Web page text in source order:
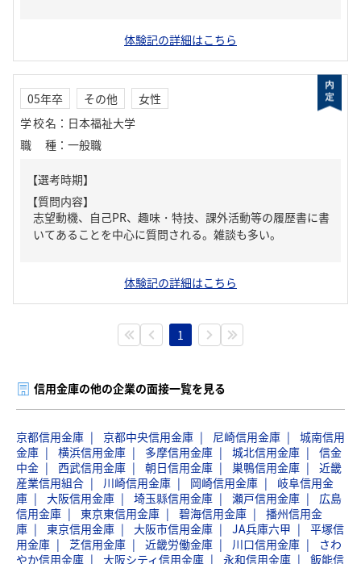
体験記の詳細はこちら
05年卒 その他
女性
学校名 ： 日本福祉大学
職種 ： 一般職
【質問内容】
志望動機、自己PR、趣味・特技、課外活動等の履歴書に書
いてあることを中心に質問される。雑談も多い。
体験記の詳細はこちら
1
信用金庫の他の企業の面接一覧を見る
京都信用金庫 京都中央信用金庫 尼崎信用金庫
城南信用
金庫
横浜信用金庫 多摩信用金庫 城北信用金庫
信金
中金
西武信用金庫 朝日信用金庫 巣鴨信用金庫
近畿
産業信用組合
川崎信用金庫 岡崎信用金庫
岐阜信用金
庫
大阪信用金庫 埼玉縣信用金庫 瀬戸信用金庫
広島
信用金庫
東京東信用金庫 碧海信用金庫
播州信用金
庫
東京信用金庫 大阪市信用金庫 JA兵庫六甲
平塚信
用金庫
芝信用金庫 近畿労働金庫 川口信用金庫
さわ
やか信用金庫
大阪シティ信用金庫 永和信用金庫 飯能信